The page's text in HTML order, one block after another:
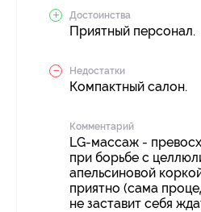
Достоинства
Приятный персонал.
Недостатки
Компактный салон.
Комментарий
LG-массаж -
при борьбе с
апельсиновой
приятно (сама
не заставит себя